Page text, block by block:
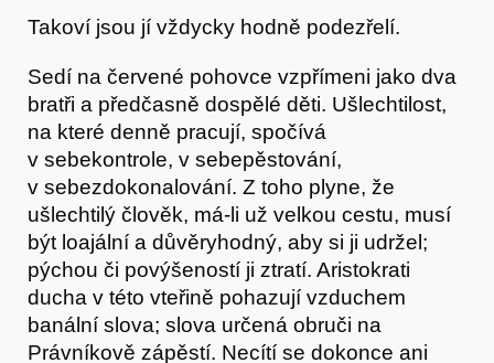
Obchod
Takoví jsou jí vždycky hodně podezřelí.
Sedí na červené pohovce vzpřímeni jako dva
bratři a předčasně dospělé děti. Ušlechtilost,
na které denně pracují, spočívá
v sebekontrole, v sebepěstování,
v sebezdokonalování. Z toho plyne, že
ušlechtilý člověk, má-li už velkou cestu, musí
být loajální a důvěryhodný, aby si ji udržel;
pýchou či povýšeností ji ztratí. Aristokrati
ducha v této vteřině pohazují vzduchem
banální slova; slova určená obruči na
Právníkově zápěstí. Necítí se dokonce ani